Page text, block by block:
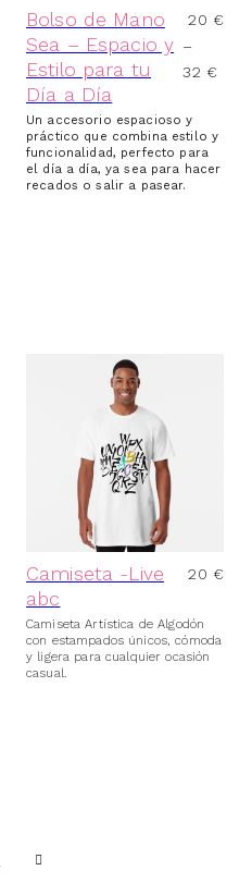
Bolso de Mano
Sea – Espacio y
Estilo para tu
Día a Día
20 €
–
32 €
Un accesorio espacioso y
práctico que combina estilo y
funcionalidad, perfecto para
el día a día, ya sea para hacer
recados o salir a pasear.
Camiseta -Live
abc
20 €
Camiseta Artística de Algodón
con estampados únicos, cómoda
y ligera para cualquier ocasión
casual.